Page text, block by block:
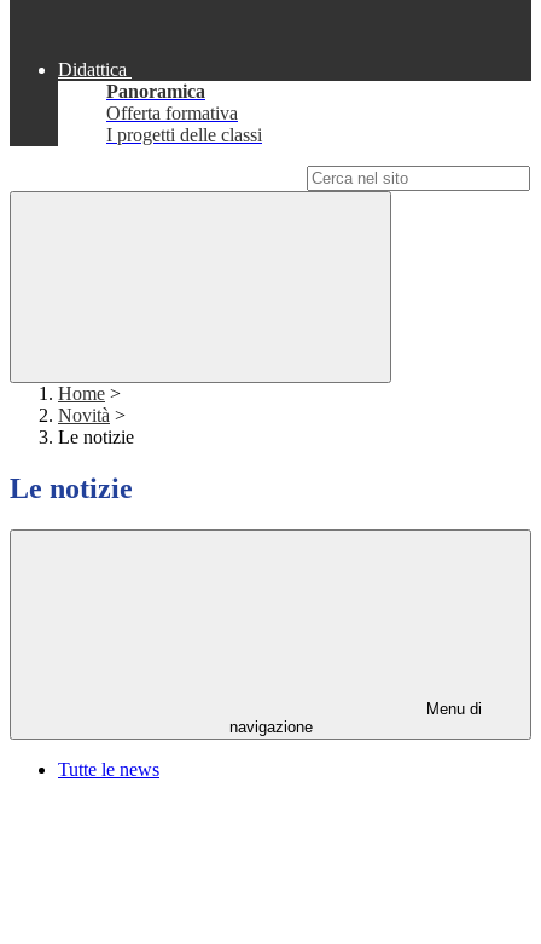
Didattica
Panoramica
Offerta formativa
I progetti delle classi
Home >
Novità >
Le notizie
Le notizie
Menu di
navigazione
Tutte le news